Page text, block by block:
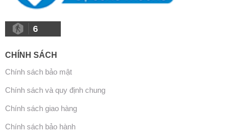
6
CHÍNH SÁCH
Chính sách bảo mật
Chính sách và quy định chung
Chính sách giao hàng
Chính sách bảo hành